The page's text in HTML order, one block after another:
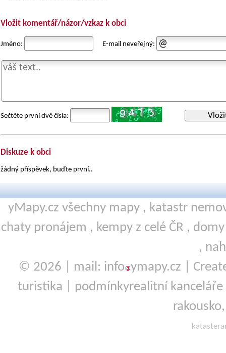
Vložit komentář/názor/vzkaz k obci
Jméno: E-mail neveřejný:
Sečtěte první dvě čísla:
Diskuze k obci
žádný příspěvek, buďte první..
yMapy.cz všechny mapy , katastr
chaty pronájem , kempy z celé ČR ,
,
© 2026 | mail: info ymapy.cz |
turistika
podmínkyrealitní kanceláře
rakousko